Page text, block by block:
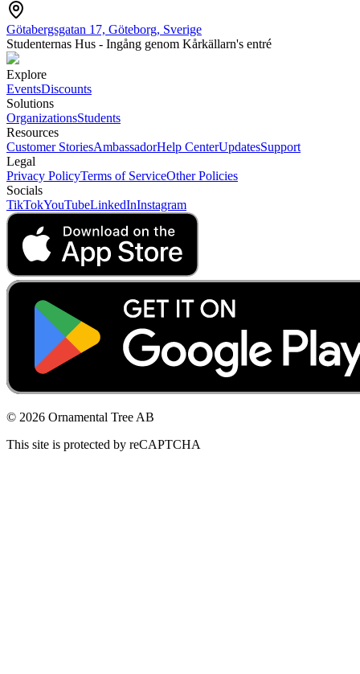
Götabergsgatan 17, Göteborg, Sverige
Studenternas Hus - Ingång genom Kårkällarn's entré
Explore
EventsDiscounts
Solutions
OrganizationsStudents
Resources
Customer StoriesAmbassadorHelp CenterUpdatesSupport
Legal
Privacy PolicyTerms of ServiceOther Policies
Socials
TikTokYouTubeLinkedInInstagram
© 2026 Ornamental Tree AB
This site is protected by reCAPTCHA